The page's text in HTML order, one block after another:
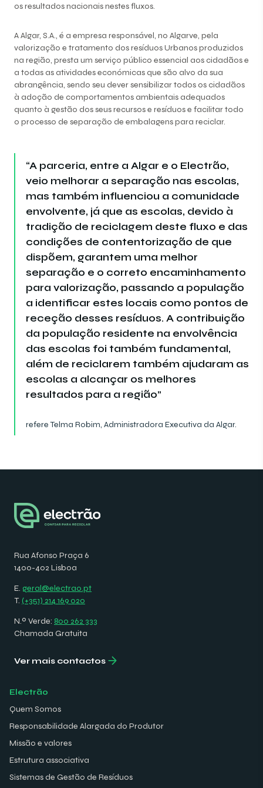
os resultados nacionais nestes fluxos.
A Algar, S.A., é a empresa responsável, no Algarve, pela
valorização e tratamento dos resíduos Urbanos produzidos
na região, presta um serviço público essencial aos cidadãos e
a todas as atividades económicas que são alvo da sua
abrangência, sendo seu dever sensibilizar todos os cidadãos
à adoção de comportamentos ambientais adequados
quanto à gestão dos seus recursos e resíduos e facilitar todo
o processo de separação de embalagens para reciclar.
“A parceria, entre a Algar e o Electrão,
veio melhorar a separação nas escolas,
mas também influenciou a comunidade
envolvente, já que as escolas, devido à
tradição de reciclagem deste fluxo e das
condições de contentorização de que
dispõem, garantem uma melhor
separação e o correto encaminhamento
para valorização, passando a população
a identificar estes locais como pontos de
receção desses resíduos. A contribuição
da população residente na envolvência
das escolas foi também fundamental,
além de reciclarem também ajudaram as
escolas a alcançar os melhores
resultados para a região”
refere Telma Robim, Administradora Executiva da Algar.
Rua Afonso Praça 6
1400-402 Lisboa
E. geral@electrao.pt
T. (+351) 214 169 020
N.º Verde: 800 262 333
Chamada Gratuita
Ver mais contactos
Electrão
Quem Somos
Responsabilidade Alargada do Produtor
Missão e valores
Estrutura associativa
Sistemas de Gestão de Resíduos